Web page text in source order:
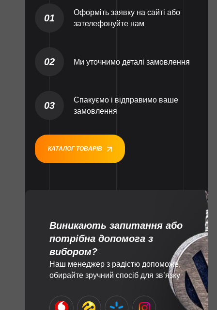
01
Оформіть заявку на сайті або
зателефонуйте нам
02 Ми уточнимо деталі замовлення
03
Спакуємо і відправимо ваше
замовлення
КАТАЛОГ ТОВАРІВ
Виникають запитання або
потрібна допомога з
вибором?
Наш менеджер з радістю допоможе,
обирайте зручний спосіб для зв’язку